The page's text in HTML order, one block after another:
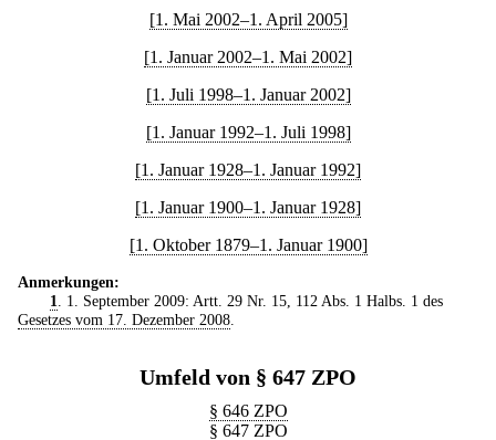
[1. Mai 2002–1. April 2005]
[1. Januar 2002–1. Mai 2002]
[1. Juli 1998–1. Januar 2002]
[1. Januar 1992–1. Juli 1998]
[1. Januar 1928–1. Januar 1992]
[1. Januar 1900–1. Januar 1928]
[1. Oktober 1879–1. Januar 1900]
Anmerkungen:
1
. 1. September 2009: Artt. 29 Nr. 15, 112 Abs. 1 Halbs. 1 des
Gesetzes vom 17. Dezember 2008
Umfeld von § 647 ZPO
§ 646 ZPO
§ 647 ZPO